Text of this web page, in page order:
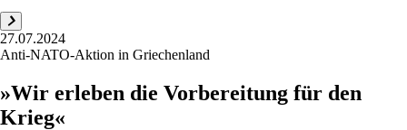
27.07.2024
Anti-NATO-Aktion in Griechenland
»Wir erleben die Vorbereitung für den
Krieg«